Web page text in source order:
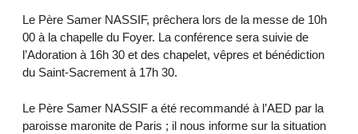
Le Père Samer NASSIF, prêchera lors de la messe de 10h
00 à la chapelle du Foyer. La conférence sera suivie de
l’Adoration à 16h 30 et des chapelet, vêpres et bénédiction
du Saint-Sacrement à 17h 30.
Le Père Samer NASSIF a été recommandé à l’AED par la
paroisse maronite de Paris ; il nous informe sur la situation